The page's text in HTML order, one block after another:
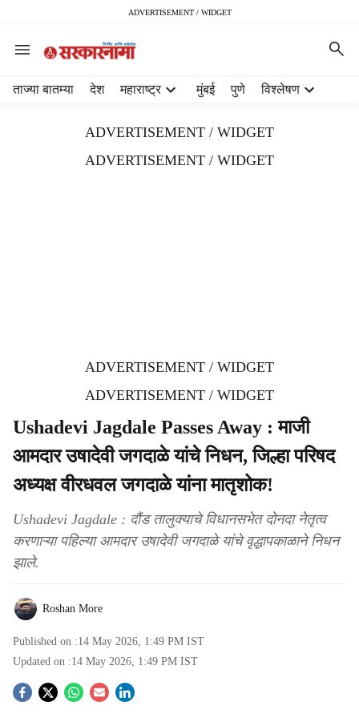
ADVERTISEMENT / WIDGET
ताज्या बातम्या देश महाराष्ट्र मुंबई पुणे विश्लेषण
ADVERTISEMENT / WIDGET
ADVERTISEMENT / WIDGET
ADVERTISEMENT / WIDGET
ADVERTISEMENT / WIDGET
Ushadevi Jagdale Passes Away : माजी
आमदार उषादेवी जगदाळे यांचे निधन, जिल्हा परिषद
अध्यक्ष वीरधवल जगदाळे यांना मातृशोक!
Ushadevi Jagdale : दौंड तालुक्याचे विधानसभेत दोनदा नेतृत्व
करणाऱ्या पहिल्या आमदार उषादेवी जगदाळे यांचे वृद्धापकाळाने निधन
झाले.
Roshan More
Published on :14 May 2026, 1:49 PM IST
Updated on :14 May 2026, 1:49 PM IST
S